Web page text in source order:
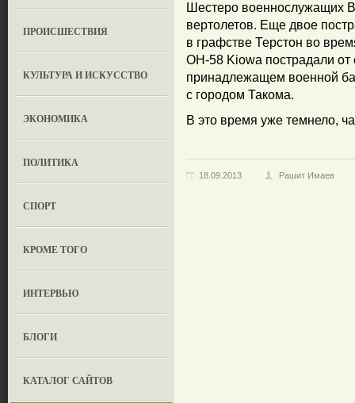
ПРОИСШЕСТВИЯ
КУЛЬТУРА И ИСКУССТВО
ЭКОНОМИКА
ПОЛИТИКА
СПОРТ
КРОМЕ ТОГО
ИНТЕРВЬЮ
БЛОГИ
КАТАЛОГ САЙТОВ
Шестеро военнослужащих
вертолетов. Еще двое
в графстве Терстон во
OH-58 Kiowa пострадали
принадлежащем военной
с городом Такома.
В это время уже темнело,
18.09.2013 Рашит Имаев